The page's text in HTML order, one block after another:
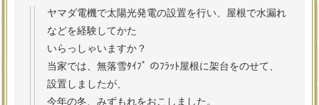
ヤマダ電機で太陽光発電の設置を行い、屋根で水漏れ
などを経験してかた
いらっしゃいますか？
当家では、無落雪ﾀｲﾌﾟ のﾌﾗｯﾄ屋根に架台をのせて、
設置しましたが、
今年の冬、みずもれをおこしました。